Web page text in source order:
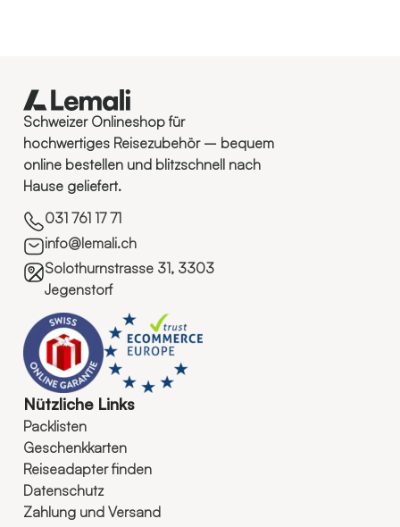
Schweizer Onlineshop für
hochwertiges Reisezubehör – bequem
online bestellen und blitzschnell nach
Hause geliefert.
031 761 17 71
info@lemali.ch
Solothurnstrasse 31, 3303
Jegenstorf
Nützliche Links
Packlisten
Geschenkkarten
Reiseadapter finden
Datenschutz
Zahlung und Versand